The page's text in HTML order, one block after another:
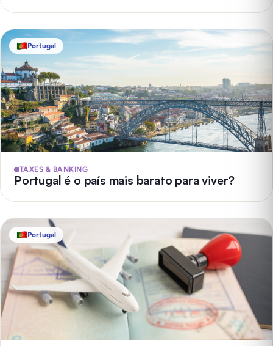
Portugal
TAXES & BANKING
Portugal é o país mais barato para viver?
Portugal